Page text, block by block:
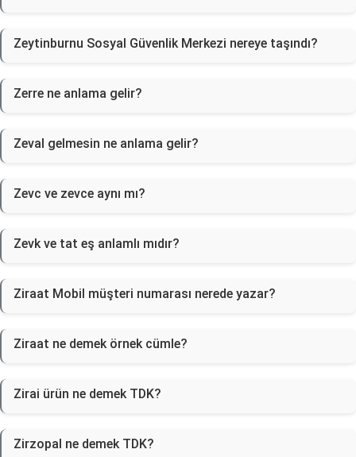
Zeytinburnu Sosyal Güvenlik Merkezi nereye taşındı?
Zerre ne anlama gelir?
Zeval gelmesin ne anlama gelir?
Zevc ve zevce aynı mı?
Zevk ve tat eş anlamlı mıdır?
Ziraat Mobil müşteri numarası nerede yazar?
Ziraat ne demek örnek cümle?
Zirai ürün ne demek TDK?
Zirzopal ne demek TDK?